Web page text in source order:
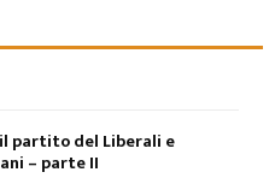
partito del Liberali e
– parte II